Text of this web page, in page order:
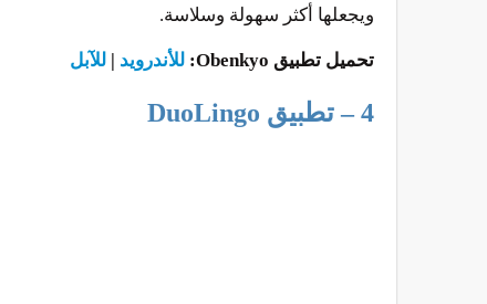
ويجعلها أكثر سهولة وسلاسة.
تحميل تطبيق Obenkyo: للأندرويد | للآبل
4 – تطبيق DuoLingo